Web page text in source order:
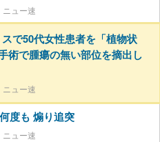
ニュー速
で50代女性患者を「植物状
で腫瘍の無い部位を摘出し
ニュー速
度も 煽り追突
ニュー速